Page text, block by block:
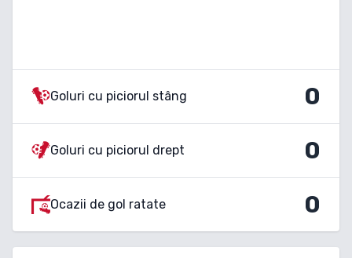
Goluri cu piciorul stâng 0
Goluri cu piciorul drept 0
Ocazii de gol ratate 0